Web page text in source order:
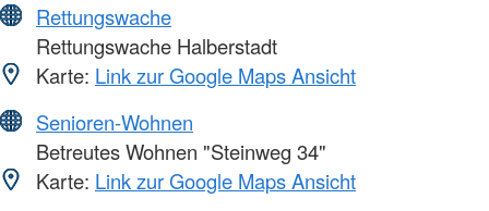
Rettungswache
Rettungswache Halberstadt
Karte: Link zur Google Maps Ansicht
Senioren-Wohnen
Betreutes Wohnen "Steinweg 34"
Karte: Link zur Google Maps Ansicht